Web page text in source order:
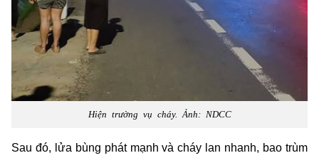
Hiện trường vụ cháy. Ảnh: NDCC
Sau đó, lửa bùng phát mạnh và cháy lan nhanh, bao trùm